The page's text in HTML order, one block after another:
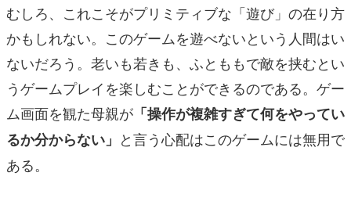
むしろ、これこそがプリミティブな「遊び」の在り方
かもしれない。このゲームを遊べないという人間はい
ないだろう。老いも若きも、ふとももで敵を挟むとい
うゲームプレイを楽しむことができるのである。ゲー
ム画面を観た母親が 「操作が複雑すぎて何をやってい
るか分からない」 と言う心配はこのゲームには無用で
ある。